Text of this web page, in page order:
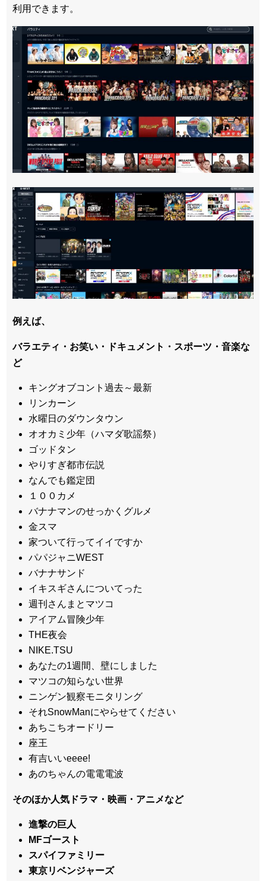
利用できます。
例えば、
バラエティ・お笑い・ドキュメント・スポーツ・音楽な
ど
キングオブコント過去～最新
リンカーン
水曜日のダウンタウン
オオカミ少年（ハマダ歌謡祭）
ゴッドタン
やりすぎ都市伝説
なんでも鑑定団
１００カメ
バナナマンのせっかくグルメ
金スマ
家ついて行ってイイですか
パパジャニWEST
バナナサンド
イキスギさんについてった
週刊さんまとマツコ
アイアム冒険少年
THE夜会
NIKE.TSU
あなたの1週間、壁にしました
マツコの知らない世界
ニンゲン観察モニタリング
それSnowManにやらせてください
あちこちオードリー
座王
有吉いいeeee!
あのちゃんの電電電波
そのほか人気ドラマ・映画・アニメなど
進撃の巨人
MFゴースト
スパイファミリー
東京リベンジャーズ